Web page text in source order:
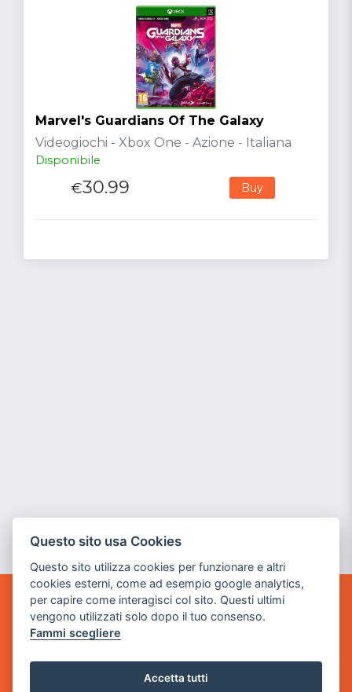
Marvel's Guardians Of The Galaxy
Videogiochi - Xbox One - Azione - Italiana
Disponibile
€30.99 Buy
GAME WARP
BY POWER GAME SRL
Sede Legale
via Villaggio dei Platani, 3
Questo sito usa Cookies
Questo sito utilizza cookies per funzionare e altri
cookies esterni, come ad esempio google analytics,
per capire come interagisci col sito. Questi ultimi
vengono utilizzati solo dopo il tuo consenso.
Fammi scegliere
Accetta tutti